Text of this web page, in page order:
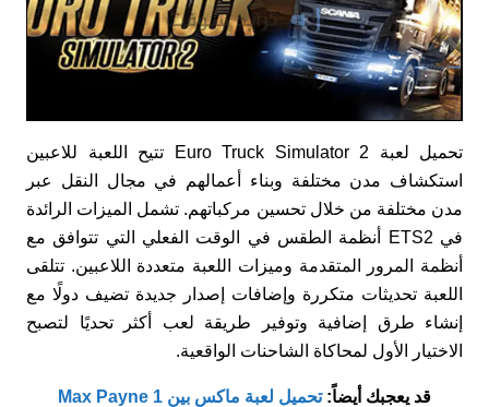
تحميل لعبة Euro Truck Simulator 2 تتيح اللعبة للاعبين
استكشاف مدن مختلفة وبناء أعمالهم في مجال النقل عبر
مدن مختلفة من خلال تحسين مركباتهم. تشمل الميزات الرائدة
في ETS2 أنظمة الطقس في الوقت الفعلي التي تتوافق مع
أنظمة المرور المتقدمة وميزات اللعبة متعددة اللاعبين. تتلقى
اللعبة تحديثات متكررة وإضافات إصدار جديدة تضيف دولًا مع
إنشاء طرق إضافية وتوفير طريقة لعب أكثر تحديًا لتصبح
الاختيار الأول لمحاكاة الشاحنات الواقعية.
قد يعجبك أيضاً:تحميل لعبة ماكس بين Max Payne 1